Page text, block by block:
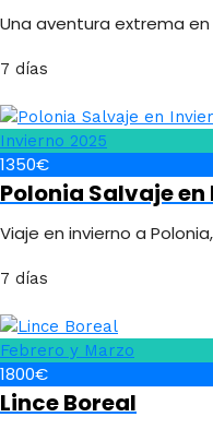
Una aventura extrema
7 días
Invierno 2025
1350€
Polonia Salvaje
Viaje en invierno a
7 días
Febrero y Marzo
1800€
Lince Boreal